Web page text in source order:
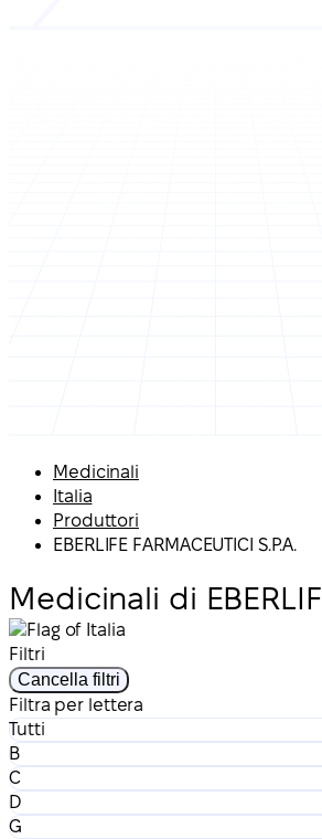
Medicinali
Italia
Produttori
EBERLIFE FARMACEUTICI S.P.A.
Medicinali di
Filtri
Cancella filtri
Filtra per lettera
Tutti
B
C
D
G